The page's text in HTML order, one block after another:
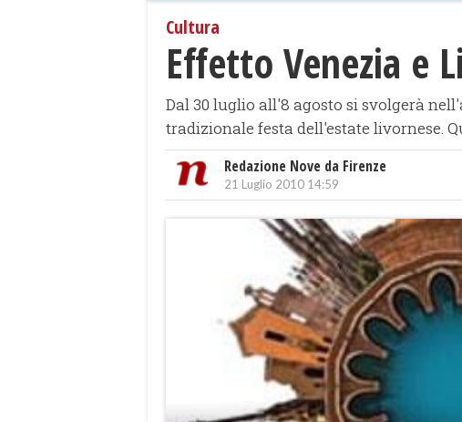
Cultura
Effetto Venezia e
Dal 30 luglio all'8 agosto si svolgerà
tradizionale festa dell'estate livornese.
Redazione Nove da Firenze
21 Luglio 2010 14:59